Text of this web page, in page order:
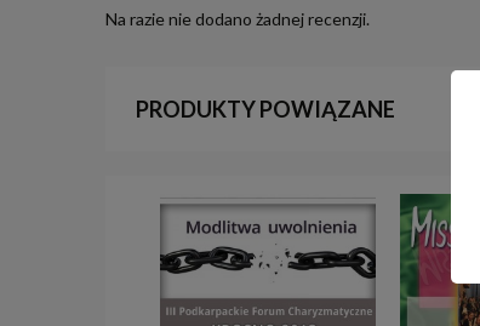
Na razie nie dodano żadnej recenzji.
PRODUKTY POWIĄZANE